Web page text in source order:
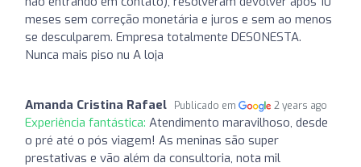
meses sem correção monetária e juros e sem ao menos
se desculparem. Empresa totalmente DESONESTA.
Nunca mais piso nu A loja
Amanda Cristina Rafael Publicado em 2 years ago
Experiência fantástica: Atendimento maravilhoso, desde
o pré até o pós viagem! As meninas são super
prestativas e vão além da consultoria, nota mil